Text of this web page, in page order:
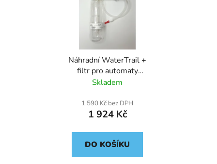
Náhradní WaterTrail +
filtr pro automaty
EbAqua
Skladem
1 590 Kč bez DPH
1 924 Kč
DO KOŠÍKU